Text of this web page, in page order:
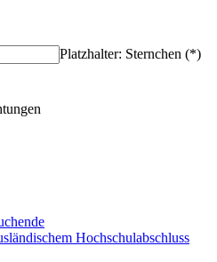
Platzhalter: Sternchen (*)
Hochschulabschluss